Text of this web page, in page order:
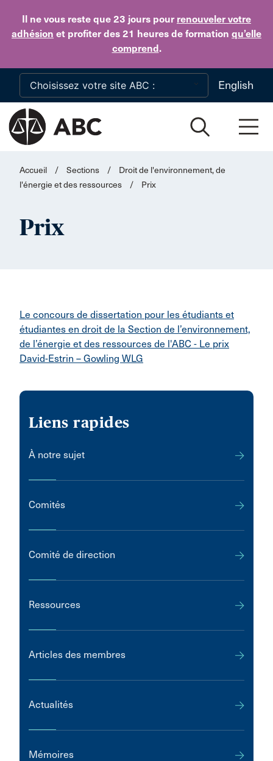
Il ne vous reste que 23 jours pour renouveler votre
adhésion et profiter des 21 heures de formation qu’elle
comprend.
Skip to main content
English
Accueil / Sections /
Droit de l'environnement, de
l'énergie et des ressources
/ Prix
Prix
Le concours de dissertation pour les étudiants et
étudiantes en droit de la Section de l’environnement,
de l’énergie et des ressources de l'ABC - Le prix
David-Estrin – Gowling WLG
Liens rapides
À notre sujet
Comités
Comité de direction
Ressources
Articles des membres
Actualités
Mémoires